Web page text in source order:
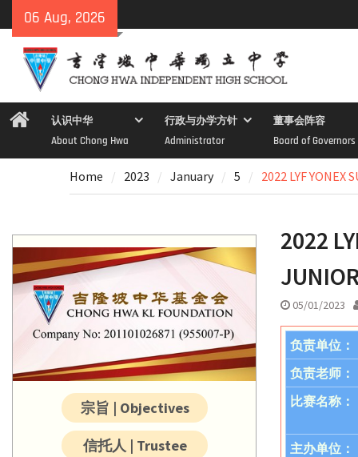
to
content
06 Aug, 2026
Home认识中华
About Chong Hwa
行政与办学方针
Administrator
董事会阵容
Board of Governors
Home 2023 January 5 2022 LYF YONEX
2022
05/01/2023
负责单位：
负责老师：
比赛名称：
主办单位：
宗旨 | Objectives
信托人 | Trustee